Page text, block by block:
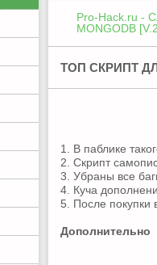
Pro-Hack.ru -
MONGODB
ТОП СКРИПТ
1. В паблике
2. Скрипт
3. Убраны все
4. Куча
5. После покупки
Дополнительно